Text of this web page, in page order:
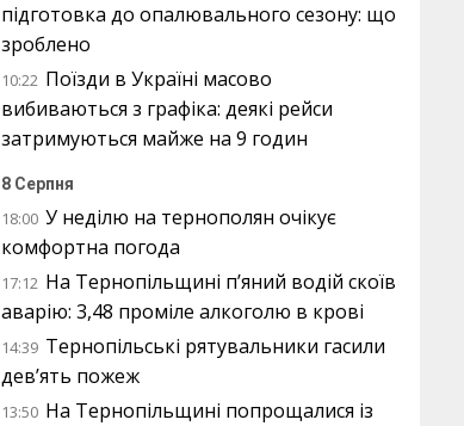
підготовка до опалювального сезону: що
зроблено
10:22 Поїзди в Україні масово
вибиваються з графіка: деякі рейси
затримуються майже на 9 годин
8 Серпня
18:00 У неділю на тернополян очікує
комфортна погода
17:12 На Тернопільщині п’яний водій скоїв
аварію: 3,48 проміле алкоголю в крові
14:39 Тернопільські рятувальники гасили
дев’ять пожеж
13:50 На Тернопільщині попрощалися із